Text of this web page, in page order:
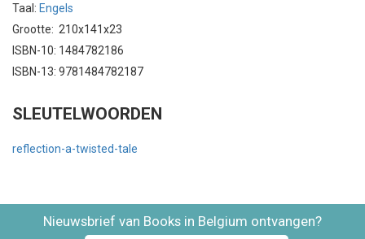
Taal: Engels
Grootte: 210x141x23
ISBN-10: 1484782186
ISBN-13: 9781484782187
SLEUTELWOORDEN
reflection-a-twisted-tale
Nieuwsbrief van Books in Belgium ontvangen?